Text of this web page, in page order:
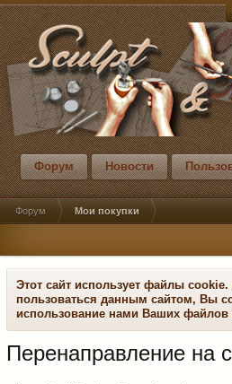
Форум Новости
Форум Мои покупки
Этот сайт использует файлы
пользоваться данным сайтом, Вы
использование нами Ваших файлов
Перенаправление на